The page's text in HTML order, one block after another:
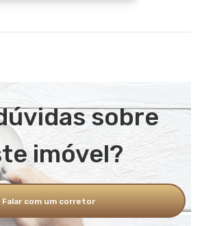
sobre
imóvel?
Falar com um corretor